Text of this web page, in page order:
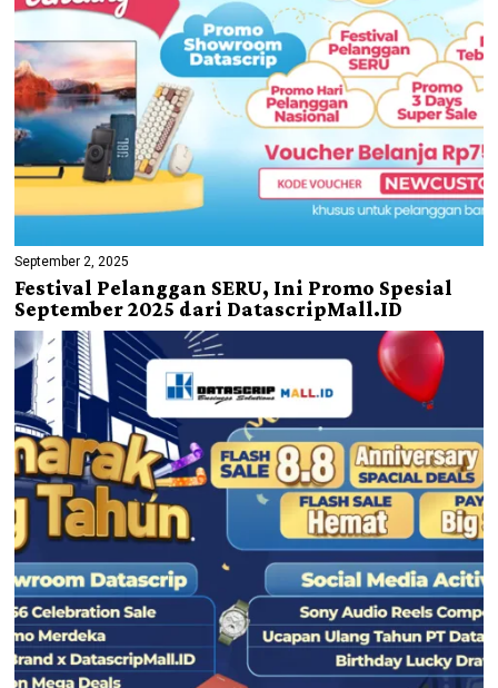
September 2, 2025
Festival Pelanggan SERU, Ini Promo Spesial
September 2025 dari DatascripMall.ID